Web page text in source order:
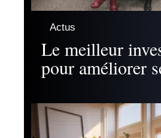
Actus
Le meilleur
pour améliorer